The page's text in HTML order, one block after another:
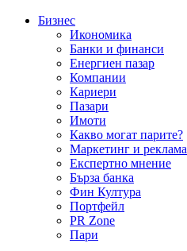
Бизнес
Икономика
Банки и финанси
Енергиен пазар
Компании
Кариери
Пазари
Имоти
Какво могат парите?
Маркетинг и реклама
Експертно мнение
Бърза банка
Фин Култура
Портфейл
PR Zone
Пари